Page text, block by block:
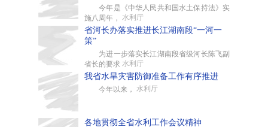
今年是《中华人民共和国水土保持法》实
施八周年， 水利厅
省河长办落实推进长江湖南段“一河一
策”
为进一步落实长江湖南段省级河长陈飞副
省长的要求 水利厅
我省水旱灾害防御准备工作有序推进
今年以来， 水利厅
各地贯彻全省水利工作会议精神